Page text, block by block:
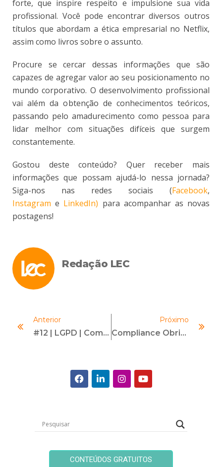
forte, que inspire respeito e impulsione sua vida
profissional. Você pode encontrar diversos outros
títulos que abordam a ética empresarial no Netflix,
assim como livros sobre o assunto.
Procure se cercar dessas informações que são
capazes de agregar valor ao seu posicionamento no
mundo corporativo. O desenvolvimento profissional
vai além da obtenção de conhecimentos teóricos,
passando pelo amadurecimento como pessoa para
lidar melhor com situações difíceis que surgem
constantemente.
Gostou deste conteúdo? Quer receber mais
informações que possam ajudá-lo nessa jornada?
Siga-nos nas redes sociais (Facebook,
Instagram e LinkedIn) para acompanhar as novas
postagens!
Redação LEC
Anterior
#12 | LGPD | Com Camilla Jimene
Próximo
Compliance Obrigatório Na Contratação Com Entes Públicos
CONTEÚDOS GRATUITOS